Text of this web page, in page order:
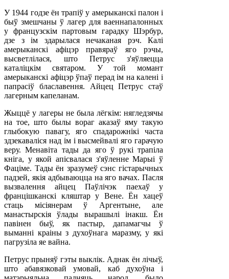
У 1944 годзе ён трапіў у амерыканскі палон і
быў змешчаны ў лагер для ваеннапалонных
у французскім партовым гарадку Шэрбур,
дзе з ім здарылася нечаканая рэч. Калі
амерыканскі афіцэр правяраў яго рэчы,
высветлілася, што Петрус з'яўляецца
каталіцкім святаром. У той момант
амерыканскі афіцэр ўпаў перад ім на калені і
папрасіў блаславення. Айцец Петрус стаў
лагерным капеланам.
Жыццё у лагеры не была лёгкім: нягледзячы
на тое, што былы вораг аказаў яму такую
глыбокую павагу, яго спадарожнікі часта
здзекаваліся над ім і высмейвалі яго гарачую
веру. Менавіта тады да яго ў рукі трапіла
кніга, у якой апісвалася з'яўленне Марыі ў
Фаціме. Тады ён зразумеў сэнс гістарычных
падзей, якія адбываюцца на яго вачах. Пасля
вызвалення айцец Паўлічэк паехаў у
францішканскі кляштар у Вене. Ён хацеў
стаць місіянерам ў Аргентыне, але
манастырскія ўлады вырашылі інакш. Ён
павінен быў, як пастыр, дапамагчы ў
выманні краіны з духоўнага маразму, у які
пагрузіла яе вайна.
Петрус прыняў гэты выклік. Аднак ён лічыў,
што абавязковай умовай, каб духоўна і